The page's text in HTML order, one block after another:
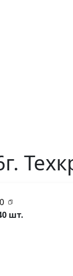
шт.